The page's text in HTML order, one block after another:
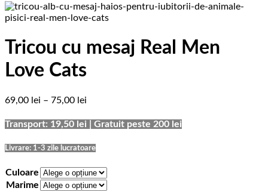
Tricou cu mesaj Real Men
Love Cats
69,00 lei – 75,00 lei
prețuri:
până
75,00 lei
Transport: 19,50 lei | Gratuit peste 200 lei
Livrare: 1-3 zile lucratoare
Culoare
Marime